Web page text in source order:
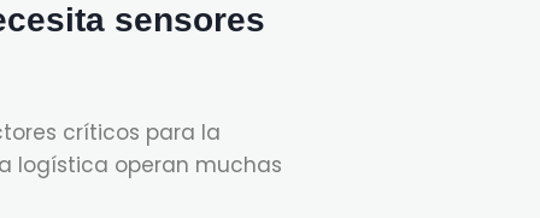
sensores
críticos para la
logística operan muchas